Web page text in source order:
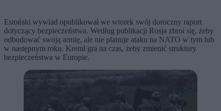
Estoński wywiad opublikował we wtorek swój doroczny raport
dotyczący bezpieczeństwa. Według publikacji Rosja zbroi się, żeby
odbudować swoją armię, ale nie planuje ataku na NATO w tym lub
w następnym roku. Kreml gra na czas, żeby zmienić struktury
bezpieczeństwa w Europie.